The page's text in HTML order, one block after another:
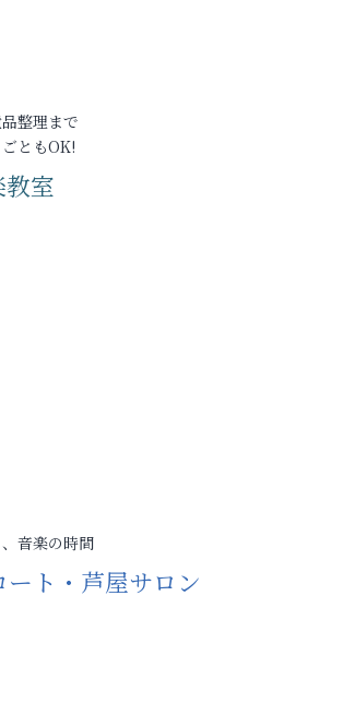
整理まで
ともOK!
教室
音楽の時間
ト・芦屋サロン